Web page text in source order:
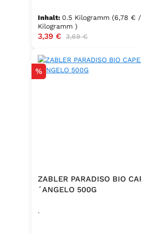
Hartweizengrieß, frische
(Güteklasse A), Trinkwasser
Hergestellt in Baden –
Inhalt: 0.5 Kilogramm (6,78 € /
Kilogramm )
Verkaufspreis:
3,39 € Regulärer Preis:
3,69 €
Rabatt
%
ZABLER PARADISO BIO
´ANGELO 500G
.